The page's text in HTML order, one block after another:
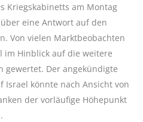
Kriegskabinetts am Montag
eine Antwort auf den
Von vielen Marktbeobachten
im Hinblick auf die weitere
gewertet. Der angekündigte
könnte nach Ansicht von
der vorläufige Höhepunkt